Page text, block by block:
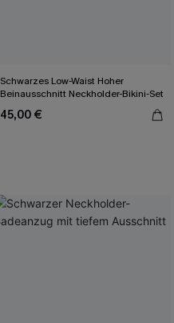
Schwarzes Low-Waist Hoher
Beinausschnitt Neckholder-Bikini-Set
45,00 €